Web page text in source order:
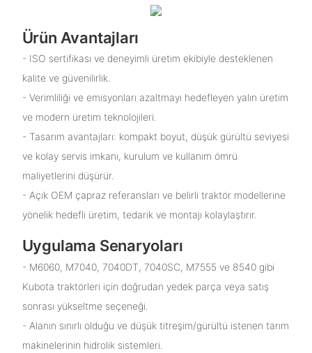
Ürün Avantajları
- ISO sertifikası ve deneyimli üretim ekibiyle desteklenen
kalite ve güvenilirlik.
- Verimliliği ve emisyonları azaltmayı hedefleyen yalın üretim
ve modern üretim teknolojileri.
- Tasarım avantajları: kompakt boyut, düşük gürültü seviyesi
ve kolay servis imkanı, kurulum ve kullanım ömrü
maliyetlerini düşürür.
- Açık OEM çapraz referansları ve belirli traktör modellerine
yönelik hedefli üretim, tedarik ve montajı kolaylaştırır.
Uygulama Senaryoları
- M6060, M7040, 7040DT, 7040SC, M7555 ve 8540 gibi
Kubota traktörleri için doğrudan yedek parça veya satış
sonrası yükseltme seçeneği.
- Alanın sınırlı olduğu ve düşük titreşim/gürültü istenen tarım
makinelerinin hidrolik sistemleri.